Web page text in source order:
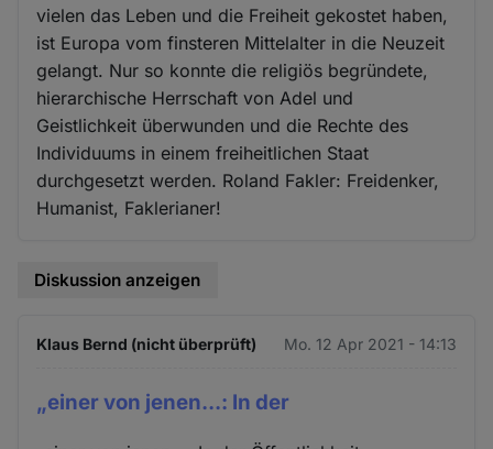
vielen das Leben und die Freiheit gekostet haben,
ist Europa vom finsteren Mittelalter in die Neuzeit
gelangt. Nur so konnte die religiös begründete,
hierarchische Herrschaft von Adel und
Geistlichkeit überwunden und die Rechte des
Individuums in einem freiheitlichen Staat
durchgesetzt werden. Roland Fakler: Freidenker,
Humanist, Faklerianer!
Diskussion anzeigen
Klaus Bernd (nicht überprüft) Mo. 12 Apr 2021 - 14:13
„einer von jenen...: In der